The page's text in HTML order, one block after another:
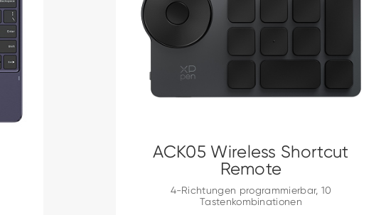
ACK05 Wireless Shortcut
Remote
4-Richtungen programmierbar, 10
Tastenkombinationen